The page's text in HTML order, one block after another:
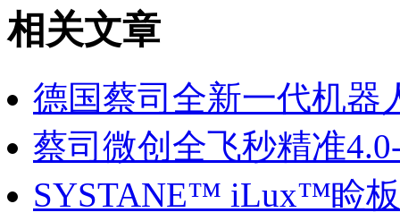
相关文章
德国蔡司全新一代机器
蔡司微创全飞秒精准
SYSTANE™ iLux™睑